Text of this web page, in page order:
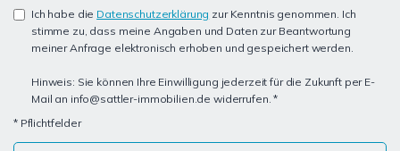
Ich habe die Datenschutzerklärung zur Kenntnis genommen. Ich
stimme zu, dass meine Angaben und Daten zur Beantwortung
meiner Anfrage elektronisch erhoben und gespeichert werden.
Hinweis: Sie können Ihre Einwilligung jederzeit für die Zukunft per E-
Mail an info@sattler-immobilien.de widerrufen. *
* Pflichtfelder